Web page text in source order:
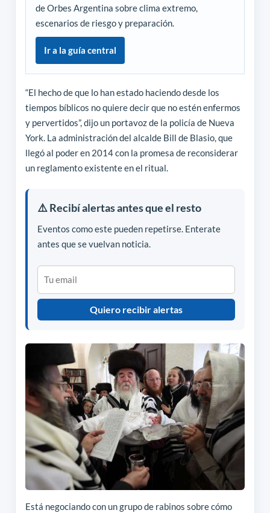
de Orbes Argentina sobre clima extremo,
escenarios de riesgo y preparación.
Ir a la guía central
“El hecho de que lo han estado haciendo desde los
tiempos bíblicos no quiere decir que no estén enfermos
y pervertidos”, dijo un portavoz de la policía de Nueva
York. La administración del alcalde Bill de Blasio, que
llegó al poder en 2014 con la promesa de reconsiderar
un reglamento existente en el ritual.
⚠️ Recibí alertas antes que el resto
Eventos como este pueden repetirse. Enterate
antes que se vuelvan noticia.
Quiero recibir alertas
Está negociando con un grupo de rabinos sobre cómo